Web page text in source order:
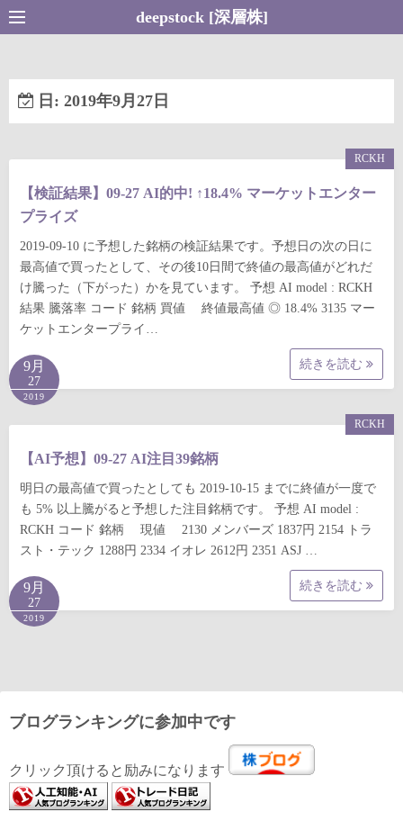
コ
ン
ン
へ
deepstock [深層株]
日: 2019年9月27日
【検証結果】09-27 AI的中! ↑18.4% マーケットエンター
プライズ
2019-09-10 に予想した銘柄の検証結果です。予想日の次の日に
最高値で買ったとして、その後10日間で終値の最高値がどれだ
け騰った（下がった）かを見ています。 予想 AI model : RCKH
結果 騰落率 コード 銘柄 買値 終値最高値 ◎ 18.4% 3135 マー
ケットエンタープライ…
続きを読む
RCKH
9月
27
2019
【AI予想】09-27 AI注目39銘柄
明日の最高値で買ったとしても 2019-10-15 までに終値が一度で
も 5% 以上騰がると予想した注目銘柄です。 予想 AI model :
RCKH コード 銘柄 現値 2130 メンバーズ 1837円 2154 トラ
スト・テック 1288円 2334 イオレ 2612円 2351 ASJ …
続きを読む
RCKH
9月
27
2019
ブログランキングに参加中です
クリック頂けると励みになります